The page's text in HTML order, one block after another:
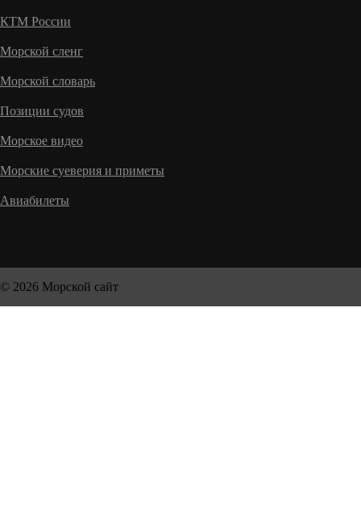
КТМ России
Морской сленг
Морской словарь
Позиции судов
Морское видео
Морские суеверия и приметы
Авиабилеты
© 2026 Морской сайт